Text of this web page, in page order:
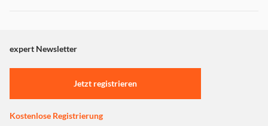
"Marketing".
Einstellungen anpassen
expert Newsletter
Jetzt registrieren
Kostenlose Registrierung